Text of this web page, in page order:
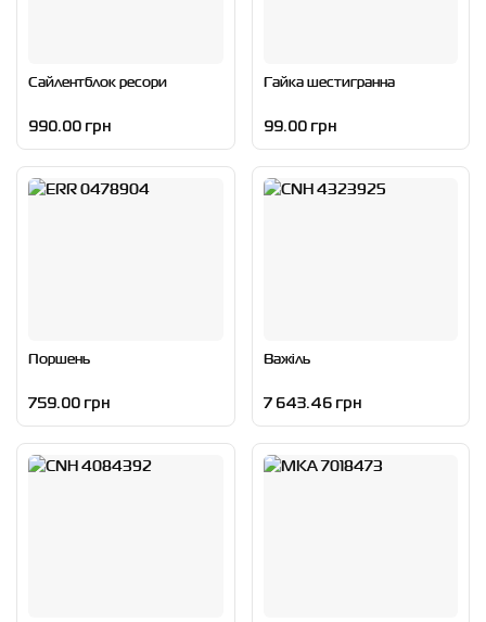
Сайлентблок ресори
990.00 грн
Гайка шестигранна
99.00 грн
Поршень
759.00 грн
Важіль
7 643.46 грн